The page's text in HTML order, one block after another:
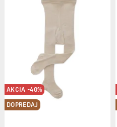
AKCIA -40%
DOPREDAJ